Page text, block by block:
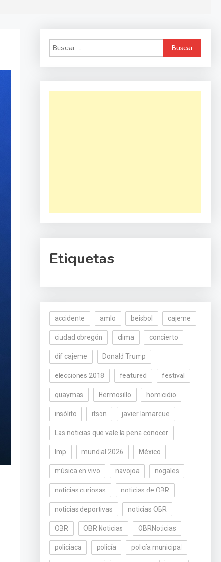
Buscar:
Etiquetas
accidente amlo beisbol cajeme
ciudad obregón clima concierto
dif cajeme Donald Trump
elecciones 2018 featured festival
guaymas Hermosillo homicidio
insólito itson javier lamarque
Las noticias que vale la pena conocer
lmp mundial 2026 México
música en vivo navojoa nogales
noticias curiosas noticias de OBR
noticias deportivas noticias OBR
OBR OBR Noticias OBRNoticias
policiaca policía policía municipal